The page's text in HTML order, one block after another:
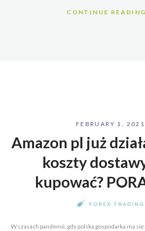
CONTINUE
FEBRUARY 1, 2021
Amazon pl już
koszty
kupować?
FOREX TRADING
W czasach pandemii, gdy polska gospodarka ma